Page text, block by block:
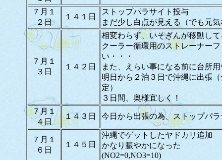
７月１
２日
１４１日
ストップパラサイト投与
まだ少し白点が見える（でも元
７月１
３日
１４２日
相変わらず、いそぎんが移動して
クーラー循環用のストレーナー
い・・・
また、えらい事になる前に台所
明日から２泊３日で沖縄に出張
定）
３日間、奥様宜しく！
７月１
４日
１４３日 今日から出張の為、ストップパ
７月１
６日
１４５日
沖縄でゲットしたヤドカリ追加
かなり賑やかになった
(NO2=0,NO3=10)